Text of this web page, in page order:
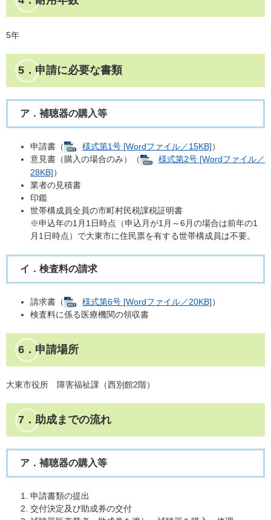
5年
5．申請に必要な書類
ア．補聴器の購入等
申請書（ 様式第1号 [Wordファイル／15KB]）
意見書（購入の場合のみ）（
様式第2号 [Wordファイル／
28KB]）
業者の見積書
印鑑
世帯構成員全員の市町村民税課税証明書
※申込年の1月1日時点（申込月が1月～6月の場合は前年の1
月1日時点）で大東市に住民票を有する世帯構成員は不要。
イ．検査料の請求
請求書（ 様式第6号 [Wordファイル／20KB]）
検査料に係る医療機関の領収書
6．申請場所
大東市役所 障害福祉課（西別館2階）
7．助成までの流れ
ア．補聴器の購入等
申請書類の提出
交付決定及び助成券の交付